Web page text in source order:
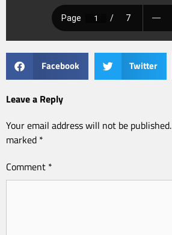
Facebook Twitter
Leave a Reply
Your email address will not be published.
marked *
Comment *